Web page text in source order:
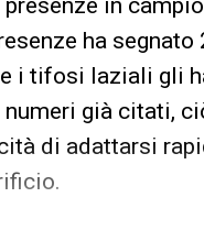
in
ha
i tifosi laziali gli
numeri già citati,
di adattarsi